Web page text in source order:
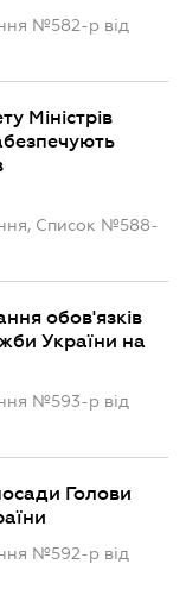
№582-р від
Міністрів
Список №588-
обов'язків
України на
№593-р від
Голови
№592-р від